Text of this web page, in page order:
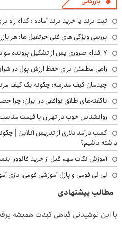
بازرگانی
ثبت برند یا خرید برند آماده : کدام
بررسی ویژگی های فنی جرثقیل ها: هر
۷ اقدام ضروری پس از تشکیل پرونده مواد مخدر؛ راهنمای خانواده‌ها
راهی مطمئن برای حفظ ارزش پول در
چیدمان کیف مدرسه؛ چگونه یک کیف
ناگفته‌های طلاق توافقی در ایران؛
روانشناس خوب در تهران با قیمت مناسب
کسب درآمد دلاری از تدریس آنلاین |
داشته باشیم؟
آموزش نکات مهم قبل از خرید فالوور
لی لی فومی و پازل آموزشی فومی؛ بازی
مطالب پیشنهادی
با این نوشیدنی گیاهی کبدت همیشه